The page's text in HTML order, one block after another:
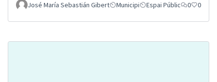
José María Sebastián Gibert Municipi Espai Públic 0 0